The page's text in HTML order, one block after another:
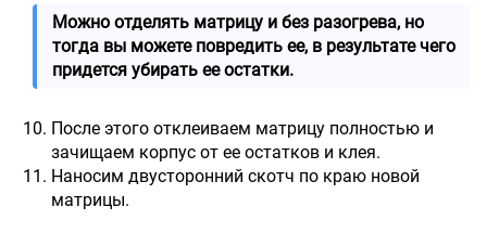
Можно отделять матрицу и без разогрева, но
тогда вы можете повредить ее, в результате чего
придется убирать ее остатки.
После этого отклеиваем матрицу полностью и
зачищаем корпус от ее остатков и клея.
Наносим двусторонний скотч по краю новой
матрицы.